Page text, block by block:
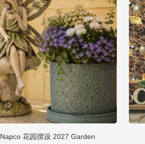
Napco 花园摆设 2027 Garden